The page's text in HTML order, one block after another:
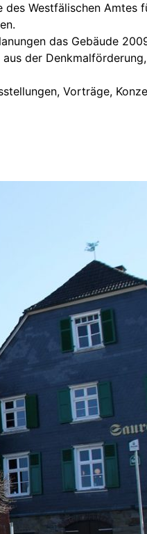
Westfälischen Amtes
das Gebäude
aus der
Vorträge,